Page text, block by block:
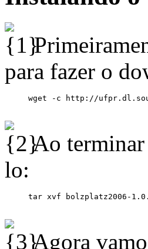
para fazer o
Ao terminar
lo:
Agora